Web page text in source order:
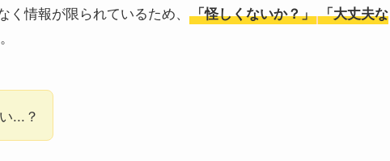
情報が限られているため、
「怪しくないか？」 「大丈夫な
...？